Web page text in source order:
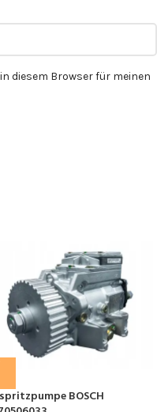
diesem Browser für meinen
BOSCH